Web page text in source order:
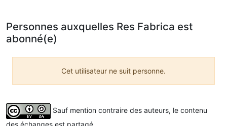
Personnes auxquelles Res Fabrica est
abonné(e)
Cet utilisateur ne suit personne.
Sauf mention contraire des auteurs, le contenu
des échanges est partagé